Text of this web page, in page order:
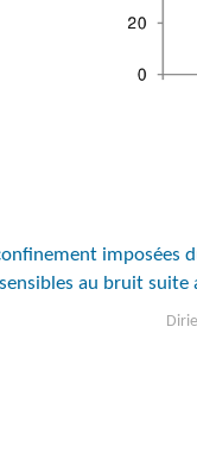
imposées
au bruit suite